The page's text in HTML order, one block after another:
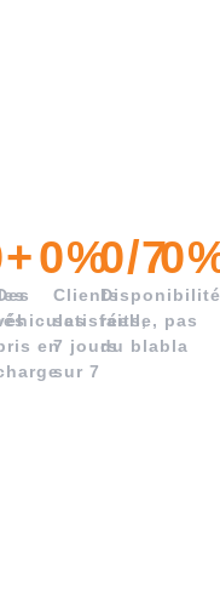
+
en
0%
Clients
satisfaits,
7 jours
sur 7
0/7
Disponibilité
réelle, pas
du blabla
0